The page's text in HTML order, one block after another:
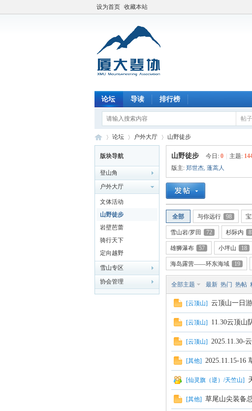
设为首页 收藏本站
论坛 导读 排行榜
帖子
厦 »
论坛
›
户外大厅
›
山野徒步
版块导航
登山角
户外大厅
文体活动
山野徒步
岩壁芭蕾
骑行天下
定向越野
雪山专区
协会管理
山野徒步 今日: 0 主题:
版主: 郑世杰, 蓬蒿人
全部 与你远行 98
雪山岩/罗田 72 杉际内
雄狮瀑布 57 小坪山 18
海岛露营——环东海域 19
全部主题 最新 热门 热帖
[云顶山] 云顶山一日
[云顶山] 11.30云顶山
[云顶山] 2025.11.30-
[其他] 2025.11.15-16
[仙灵旗（逆）/天竺山]
[其他] 草尾山尖装备